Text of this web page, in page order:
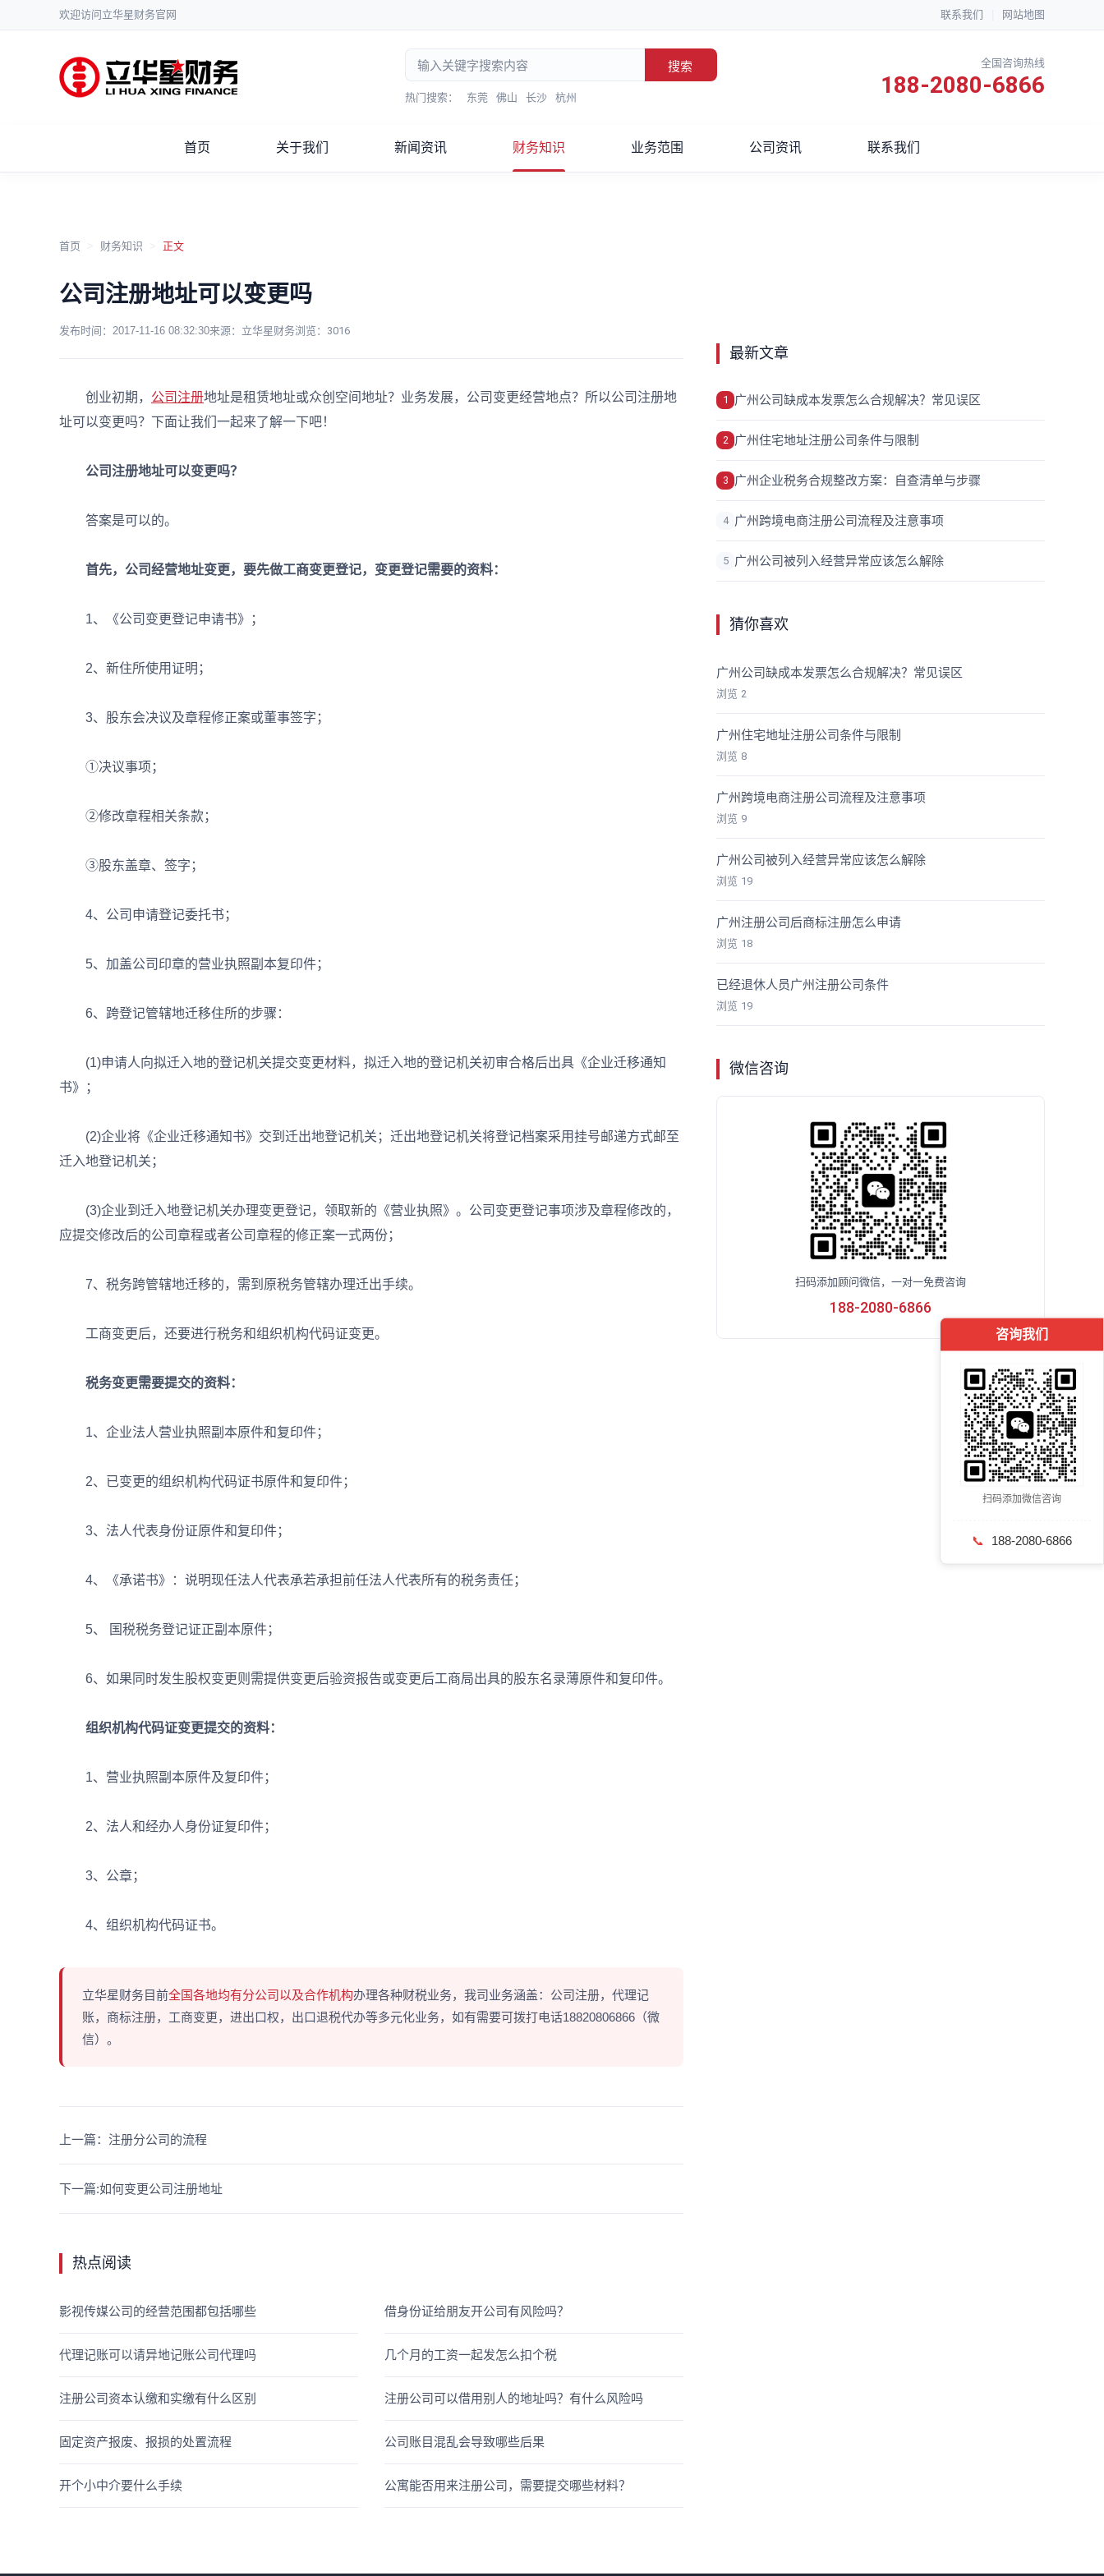
欢迎访问立华星财务官网 联系我们 网站地图
搜索
热门搜索： 东莞 佛山 长沙 杭州
全国咨询热线
188-2080-6866
首页 关于我们 新闻资讯 财务知识 业务范围 公司资讯 联系我们
首页 财务知识 正文
公司注册地址可以变更吗
发布时间： 2017-11-16 08:32:30来源：立华星财务浏览： 3016
创业初期， 公司注册地址是租赁地址或众创空间地址？业务发展，公司变更经营地点？所以公司注册地
址可以变更吗？下面让我们一起来了解一下吧！
公司注册地址可以变更吗？
答案是可以的。
首先，公司经营地址变更，要先做工商变更登记，变更登记需要的资料：
1、《公司变更登记申请书》；
2、新住所使用证明；
3、股东会决议及章程修正案或董事签字；
①决议事项；
②修改章程相关条款；
③股东盖章、签字；
4、公司申请登记委托书；
5、加盖公司印章的营业执照副本复印件；
6、跨登记管辖地迁移住所的步骤：
(1)申请人向拟迁入地的登记机关提交变更材料，拟迁入地的登记机关初审合格后出具《企业迁移通知
书》；
(2)企业将《企业迁移通知书》交到迁出地登记机关；迁出地登记机关将登记档案采用挂号邮递方式邮至
迁入地登记机关；
(3)企业到迁入地登记机关办理变更登记，领取新的《营业执照》。公司变更登记事项涉及章程修改的，
应提交修改后的公司章程或者公司章程的修正案一式两份；
7、税务跨管辖地迁移的，需到原税务管辖办理迁出手续。
工商变更后，还要进行税务和组织机构代码证变更。
税务变更需要提交的资料：
1、企业法人营业执照副本原件和复印件；
2、已变更的组织机构代码证书原件和复印件；
3、法人代表身份证原件和复印件；
4、《承诺书》：说明现任法人代表承若承担前任法人代表所有的税务责任；
5、 国税税务登记证正副本原件；
6、如果同时发生股权变更则需提供变更后验资报告或变更后工商局出具的股东名录薄原件和复印件。
组织机构代码证变更提交的资料：
1、营业执照副本原件及复印件；
2、法人和经办人身份证复印件；
3、公章；
4、组织机构代码证书。
立华星财务目前全国各地均有分公司以及合作机构办理各种财税业务，我司业务涵盖：公司注册，代理记
账，商标注册，工商变更，进出口权，出口退税代办等多元化业务，如有需要可拨打电话18820806866（微
信）。
下一篇:如何变更公司注册地址
上一篇：注册分公司的流程
热点阅读
影视传媒公司的经营范围都包括哪些 借身份证给朋友开公司有风险吗？
代理记账可以请异地记账公司代理吗 几个月的工资一起发怎么扣个税
注册公司资本认缴和实缴有什么区别 注册公司可以借用别人的地址吗？有什么风险吗
固定资产报废、报损的处置流程 公司账目混乱会导致哪些后果
开个小中介要什么手续 公寓能否用来注册公司，需要提交哪些材料？
最新文章
1 广州公司缺成本发票怎么合规解决？常见误区
2 广州住宅地址注册公司条件与限制
3 广州企业税务合规整改方案：自查清单与步骤
4 广州跨境电商注册公司流程及注意事项
5 广州公司被列入经营异常应该怎么解除
猜你喜欢
广州公司缺成本发票怎么合规解决？常见误区
浏览 2
广州住宅地址注册公司条件与限制
浏览 8
广州跨境电商注册公司流程及注意事项
浏览 9
广州公司被列入经营异常应该怎么解除
浏览 19
广州注册公司后商标注册怎么申请
浏览 18
已经退休人员广州注册公司条件
浏览 19
微信咨询
扫码添加顾问微信，一对一免费咨询
188-2080-6866
咨询我们
扫码添加微信咨询
📞 188-2080-6866